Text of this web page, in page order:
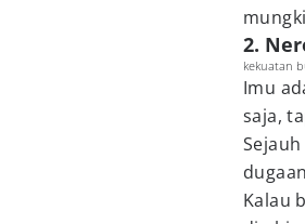
2.
kekuatan
Imu
saja,
Kalau